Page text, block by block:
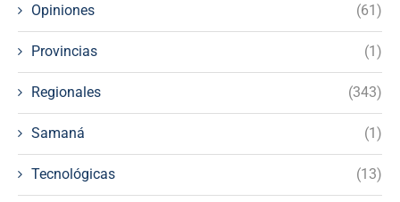
Opiniones (61)
Provincias (1)
Regionales (343)
Samaná (1)
Tecnológicas (13)